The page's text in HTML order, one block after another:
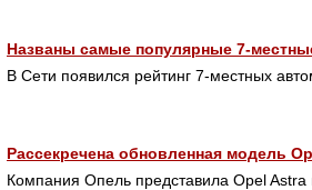
Названы самые популярные 7-
В Сети появился рейтинг 7-местных
Рассекречена обновленная модель
Компания Опель представила Opel Astra